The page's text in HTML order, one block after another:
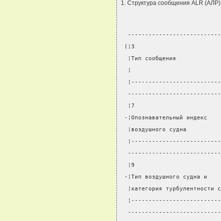
1. Структура сообщения ALR
(¦3
¦Тип сообщения
¦
¦7
-¦Опознавательный индекс
¦воздушного судна
¦9
-¦Тип воздушного судна
¦категория турбулентности